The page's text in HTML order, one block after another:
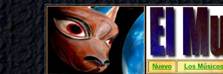
Nuevo Los Músicos